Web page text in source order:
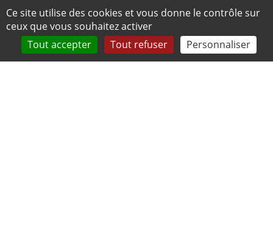
Panneau de gestion des cookies
Ce site utilise des cookies et vous donne le contrôle sur
ceux que vous souhaitez activer
Tout accepter
Tout refuser Personnaliser